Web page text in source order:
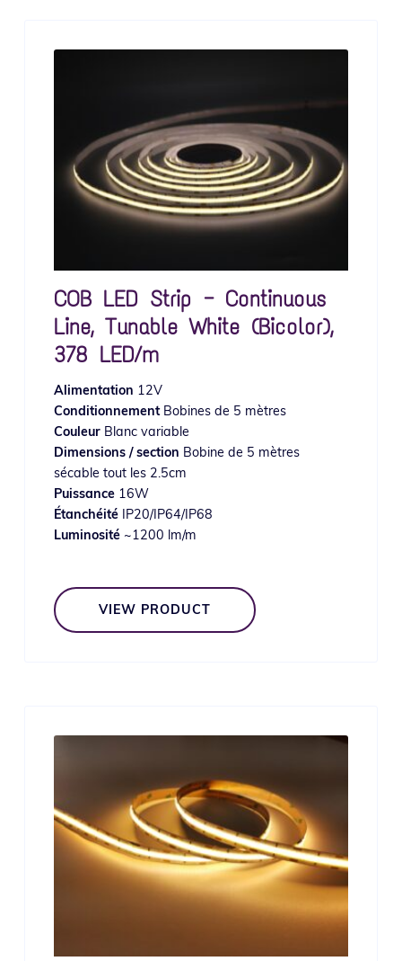
COB LED Strip — Continuous
Line, Tunable White (Bicolor),
378 LED/m
Alimentation 12V
ConditionnementBobines de 5 mètres
CouleurBlanc variable
Dimensions / section Bobine de 5 mètres
sécable tout les 2.5cm
Puissance16W
ÉtanchéitéIP20/IP64/IP68
Luminosité~1200 lm/m
VIEW PRODUCT